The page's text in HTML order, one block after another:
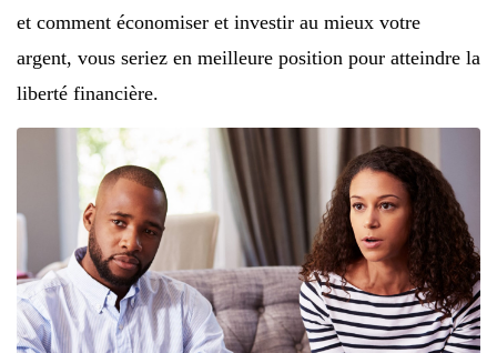
et comment économiser et investir au mieux votre
argent, vous seriez en meilleure position pour atteindre la
liberté financière.